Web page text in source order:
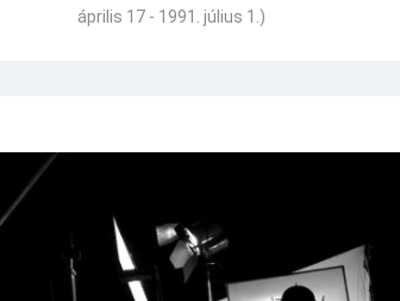
április 17 - 1991. július 1.)